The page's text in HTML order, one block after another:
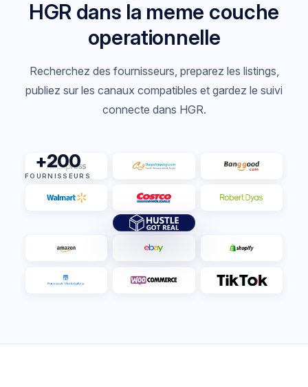
HGR dans la meme couche
operationnelle
Recherchez des fournisseurs, preparez les listings,
publiez sur les canaux compatibles et gardez le suivi
connecte dans HGR.
+200
FOURNISSEURS